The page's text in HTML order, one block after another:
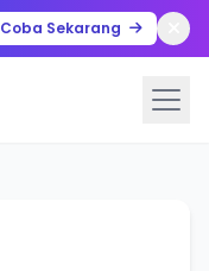
Coba Sekarang